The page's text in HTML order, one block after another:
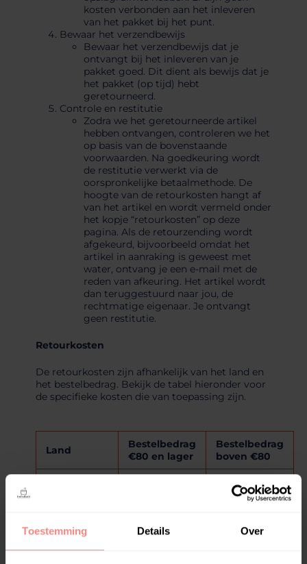
Toestemming Details Over
kosten verbonden aan het inleveren
van het pakket bij het punt.
Bewaar het verzendbewijs
Bewaar het verzendbewijs dat je
ontvangt bij het inleveren van je
pakket goed. Dit dient als bewijs dat je
het pakket (op tijd) hebt
geretourneerd.
Controle en restitutie
Zodra we het geretourneerde artikel
hebben ontvangen, controleren we het
op basis van de bovenstaande
voorwaarden. Na goedkeuring wordt
de restitutie verwerkt via de
oorspronkelijke betaalmethode. De
hoogte van de retourkosten hangt af
van het artikel en wordt vermeld onder
het kopje “retourkosten” op deze
pagina. Als de retourzending wordt
afgekeurd, bijvoorbeeld omdat het
artikel in aanraking is geweest met
water, ontvang je een e-mail met de
reden van afkeuring. Het artikel wordt
dan teruggestuurd naar jou, de
rechtmatige eigenaar. Je ontvangt
geen restitutie.
Retourkosten
De retourkosten zijn afhankelijk van het land en
het bestelbedrag. Bekijk de tabel hieronder voor
de specifieke kosten die van toepassing zijn.
Land
Bestelbedrag
€80 en lager
Bestelbedrag
boven €80
€ 15
Duitsland € 7